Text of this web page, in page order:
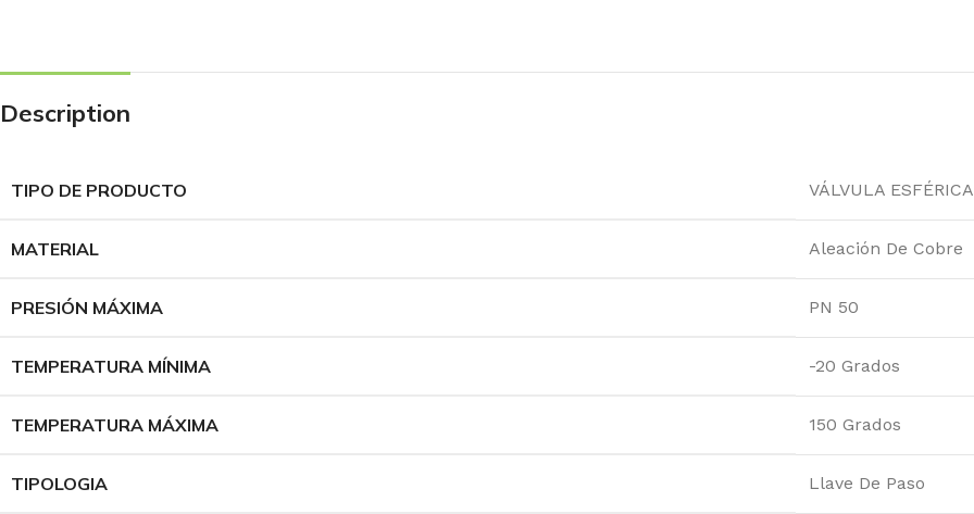
Mezcladoras
Duchas Mezcladoras
Monocomandos
Clínica
Description
TIPO DE PRODUCTO VÁLVULA ESFÉRICA
MATERIAL Aleación De Cobre
PRESIÓN MÁXIMA PN 50
TEMPERATURA MÍNIMA -20 Grados
TEMPERATURA MÁXIMA 150 Grados
TIPOLOGIA Llave De Paso